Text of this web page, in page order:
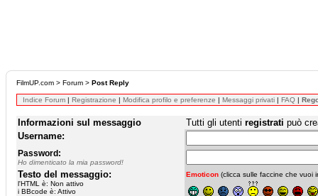
FilmUP.com > Forum > Post Reply
Indice Forum | Registrazione | Modifica profilo e preferenze | Messaggi privati | FAQ |
Informazioni sul messaggio Tutti gli utenti registrati può
Username:
Password:
Ho dimenticato la mia password!
Testo del messaggio:
l'HTML è: Non attivo
i BBcode è: Attivo
Emoticon (clicca sulle faccine che vuoi